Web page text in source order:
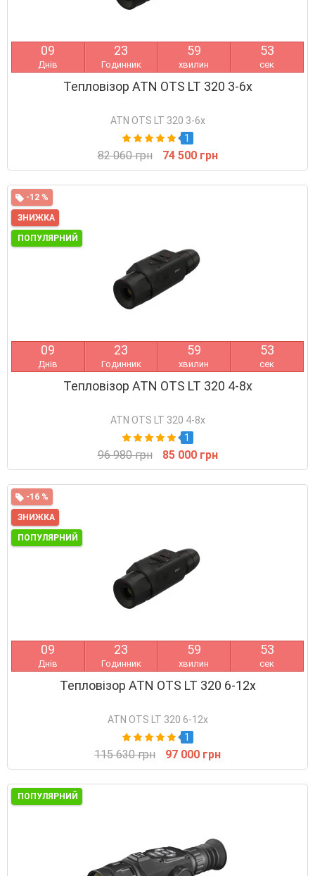
09
Днів
23
Годинник
59
хвилин
53
сек
Тепловізор ATN OTS LT 320 3-6x
ATN OTS LT 320 3-6x
1
82 060 грн 74 500 грн
-12 %
ЗНИЖКА
ПОПУЛЯРНИЙ
09
Днів
23
Годинник
59
хвилин
53
сек
Тепловізор ATN OTS LT 320 4-8x
ATN OTS LT 320 4-8x
1
96 980 грн 85 000 грн
-16 %
ЗНИЖКА
ПОПУЛЯРНИЙ
09
Днів
23
Годинник
59
хвилин
53
сек
Тепловізор ATN OTS LT 320 6-12x
ATN OTS LT 320 6-12x
1
115 630 грн 97 000 грн
ПОПУЛЯРНИЙ